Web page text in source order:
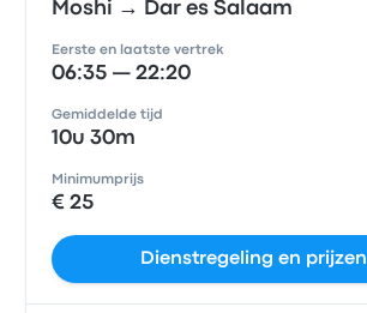
Moshi → Dar es Salaam
Eerste en laatste vertrek
06:35 — 22:20
Gemiddelde tijd
10u 30m
Minimumprijs
€ 25
Dienstregeling en prijzen